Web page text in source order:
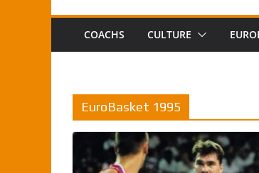
COACHS CULTURE
EuroBasket 1995